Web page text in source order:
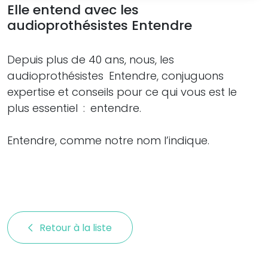
Elle entend avec les
audioprothésistes Entendre
Depuis plus de 40 ans, nous, les
audioprothésistes Entendre, conjuguons
expertise et conseils pour ce qui vous est le
plus essentiel : entendre.
Entendre, comme notre nom l’indique.
Retour à la liste